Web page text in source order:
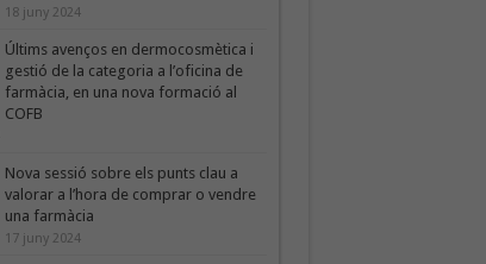
18 juny 2024
Últims avenços en dermocosmètica i
gestió de la categoria a l’oficina de
farmàcia, en una nova formació al
COFB
Nova sessió sobre els punts clau a
valorar a l’hora de comprar o vendre
una farmàcia
17 juny 2024